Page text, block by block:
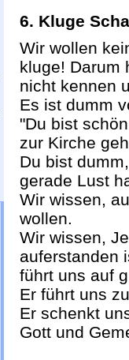
6. Kluge
Wir wollen
kluge! Darum
nicht kennen
Es ist dumm
"Du bist
zur Kirche
Du bist
gerade Lust
Wir wissen,
wollen.
Wir wissen,
auferstanden
führt uns auf
Er führt uns
Er schenkt
Gott und